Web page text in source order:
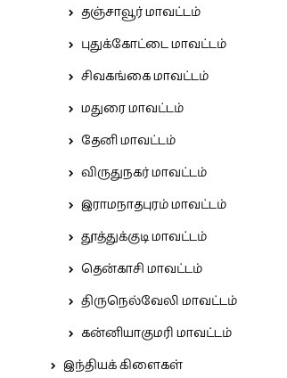
தஞ்சாவூர் மாவட்டம்
புதுக்கோட்டை மாவட்டம்
சிவகங்கை மாவட்டம்
மதுரை மாவட்டம்
தேனி மாவட்டம்
விருதுநகர் மாவட்டம்
இராமநாதபுரம் மாவட்டம்
தூத்துக்குடி மாவட்டம்
தென்காசி மாவட்டம்
திருநெல்வேலி மாவட்டம்
கன்னியாகுமரி மாவட்டம்
இந்தியக் கிளைகள்